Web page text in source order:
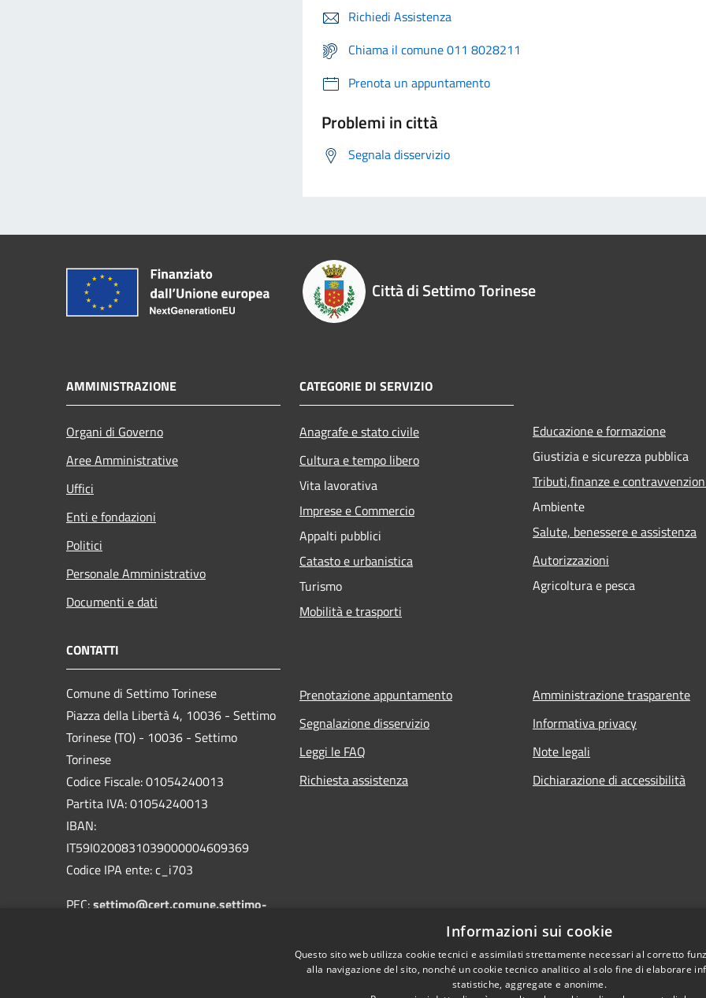
Richiedi Assistenza
Chiama il comune 011 8028211
Prenota un appuntamento
Problemi in città
Segnala disservizio
Città di Settimo Torinese
AMMINISTRAZIONE
Organi di Governo
Aree Amministrative
Uffici
Enti e fondazioni
Politici
Personale Amministrativo
Documenti e dati
CATEGORIE DI SERVIZIO
Anagrafe e stato civile
Cultura e tempo libero
Vita lavorativa
Imprese e Commercio
Appalti pubblici
Catasto e urbanistica
Turismo
Mobilità e trasporti
Educazione e formazione
Giustizia e sicurezza pubblica
Tributi,finanze e
Ambiente
Salute, benessere e assistenza
Autorizzazioni
Agricoltura e pesca
CONTATTI
Comune di Settimo Torinese
Piazza della Libertà 4, 10036 - Settimo
Torinese (TO) - 10036 - Settimo
Torinese
Codice Fiscale: 01054240013
Partita IVA: 01054240013
IBAN:
IT59I0200831039000004609369
Codice IPA ente: c_i703
PEC:settimo@cert.comune.settimo-
Prenotazione appuntamento
Segnalazione disservizio
Leggi le FAQ
Richiesta assistenza
Amministrazione trasparente
Informativa privacy
Note legali
Dichiarazione di accessibilità
Informazioni sui cookie
Questo sito web utilizza cookie tecnici e assimilati strettamente necessari al corretto
alla navigazione del sito, nonché un cookie tecnico analitico al solo fine di elaborare
statistiche, aggregate e anonime.